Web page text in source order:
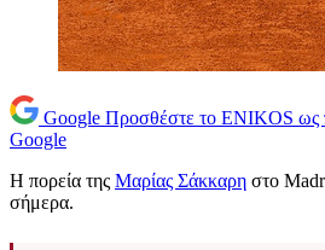
Google Προσθέστε το ENIKOS ως
Google
Η πορεία της Μαρίας Σάκκαρη στο
σήμερα.